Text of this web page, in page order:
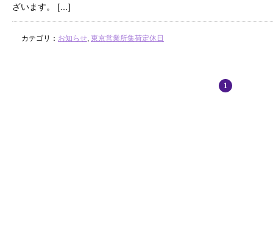
ざいます。 […]
カテゴリ： お知らせ, 東京営業所集荷定休日
1